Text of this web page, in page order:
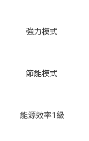
強力模式
節能模式
能源效率1級